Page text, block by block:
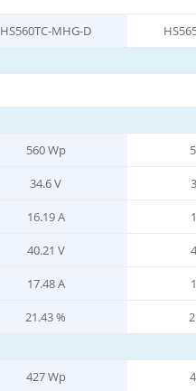
HS560TC-MHG-D
560 Wp
34.6 V
16.19 A
40.21 V
17.48 A
21.43 %
427 Wp